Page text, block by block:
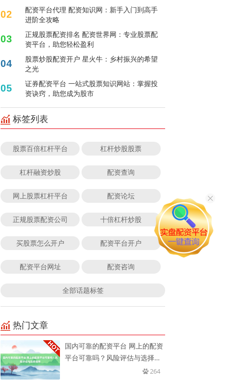
02
配资平台代理 配资知识网：新手入门到高手
进阶全攻略
03
正规股票配资排名 配资世界网：专业股票配
资平台，助您轻松盈利
04
股票炒股配资开户 星火牛：乡村振兴的希望
之光
05
证券配资平台 一站式股票知识网站：掌握投
资诀窍，助您成为股市
标签列表
股票百倍杠杆平台 杠杆炒股股票
杠杆融资炒股 配资查询
网上股票杠杆平台 配资论坛
正规股票配资公司 十倍杠杆炒股
买股票怎么开户 配资平台开户
配资平台网址 配资咨询
全部话题标签
热门文章
国内可靠的配资平台 网上的配资
平台可靠吗？风险评估与选择指
264